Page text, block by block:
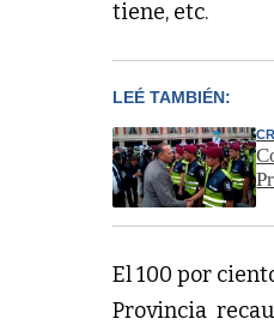
tiene, etc.
LEÉ TAMBIÉN:
El 100 por
Provincia